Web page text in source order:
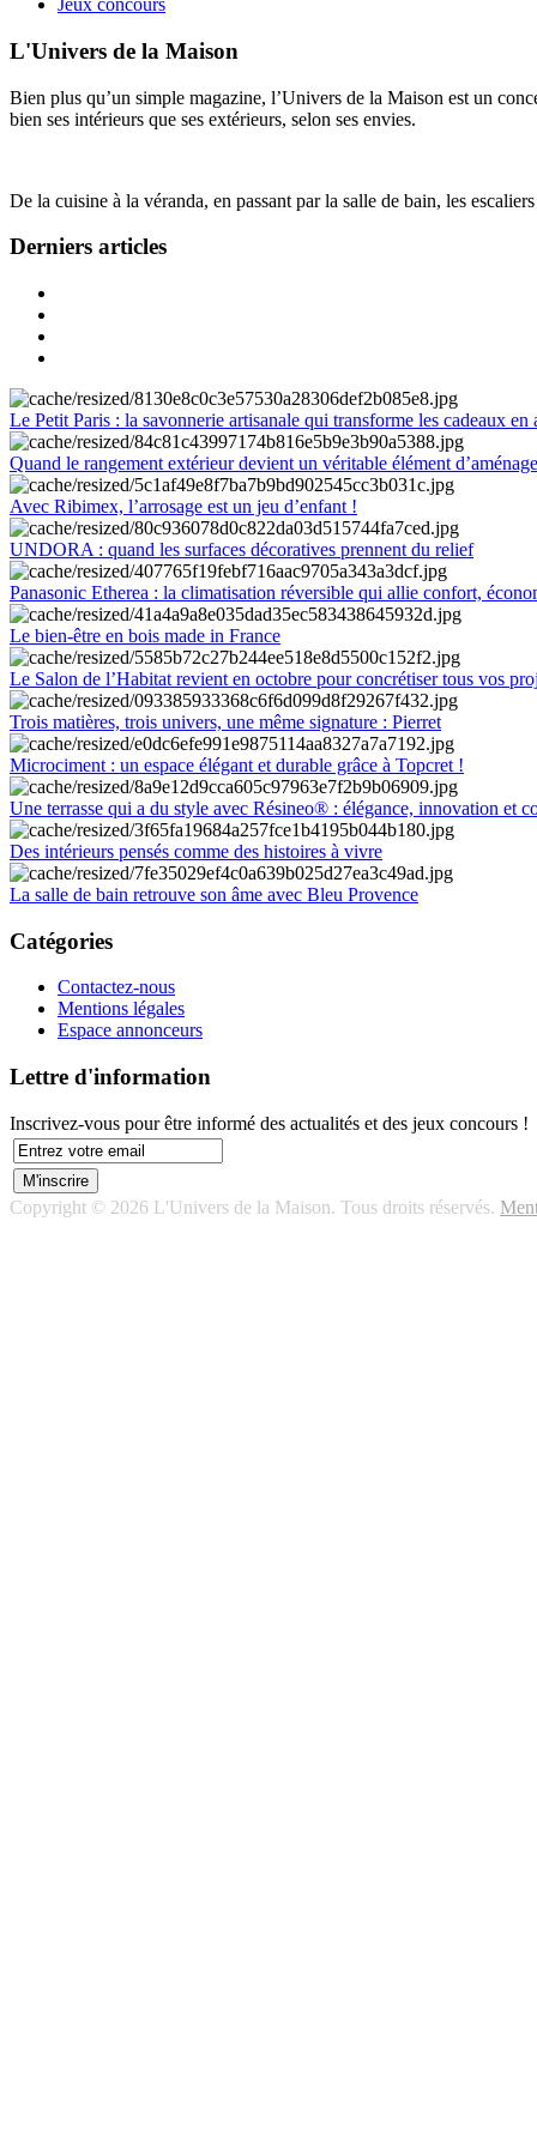
Jeux concours
L'Univers de la Maison
Bien plus qu’un simple magazine, l’Univers de la Maison est un
bien ses intérieurs que ses extérieurs, selon ses envies.
De la cuisine à la véranda, en passant par la salle de bain, les
Derniers articles
Le Petit Paris : la savonnerie artisanale qui transforme les cadeaux en
Quand le rangement extérieur devient un véritable élément
Avec Ribimex, l’arrosage est un jeu d’enfant !
UNDORA : quand les surfaces décoratives prennent du relief
Panasonic Etherea : la climatisation réversible qui allie confort,
Le bien-être en bois made in France
Le Salon de l’Habitat revient en octobre pour concrétiser tous vos
Trois matières, trois univers, une même signature : Pierret
Microciment : un espace élégant et durable grâce à Topcret !
Une terrasse qui a du style avec Résineo® : élégance, innovation et
Des intérieurs pensés comme des histoires à vivre
La salle de bain retrouve son âme avec Bleu Provence
Catégories
Contactez-nous
Mentions légales
Espace annonceurs
Lettre d'information
Inscrivez-vous pour être informé des actualités et des jeux concours !
Copyright © 2026 L'Univers de la Maison. Tous droits réservés.